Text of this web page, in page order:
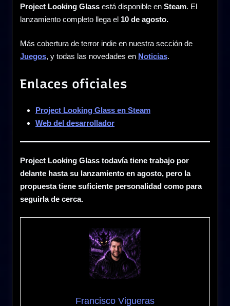
Project Looking Glass está disponible en Steam. El
lanzamiento completo llega el 10 de agosto.
Más cobertura de terror indie en nuestra sección de
Juegos, y todas las novedades en Noticias.
Enlaces oficiales
Project Looking Glass en Steam
Web del desarrollador
Project Looking Glass todavía tiene trabajo por
delante hasta su lanzamiento en agosto, pero la
propuesta tiene suficiente personalidad como para
seguirla de cerca.
Francisco Vigueras